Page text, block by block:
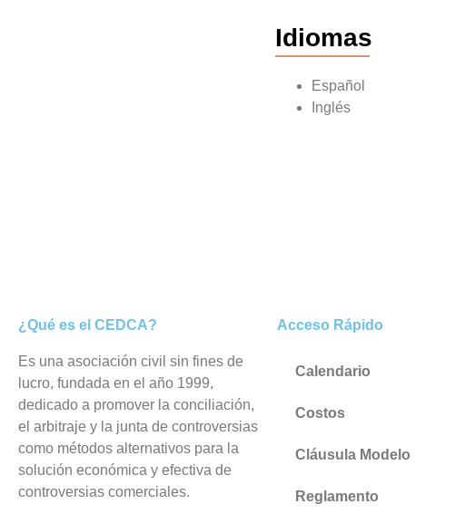
Idiomas
Español
Inglés
¿Qué es el CEDCA?
Es una asociación civil sin fines de
lucro, fundada en el año 1999,
dedicado a promover la conciliación,
el arbitraje y la junta de controversias
como métodos alternativos para la
solución económica y efectiva de
controversias comerciales.
Acceso Rápido
Calendario
Costos
Cláusula Modelo
Reglamento